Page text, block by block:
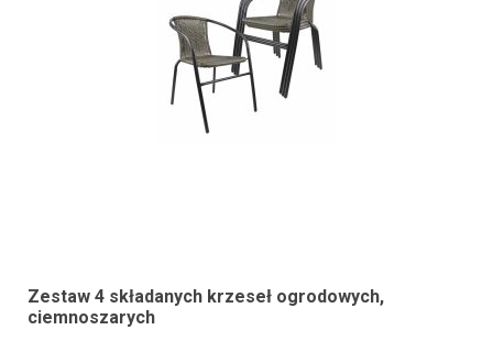
Zestaw 4 składanych krzeseł ogrodowych,
ciemnoszarych